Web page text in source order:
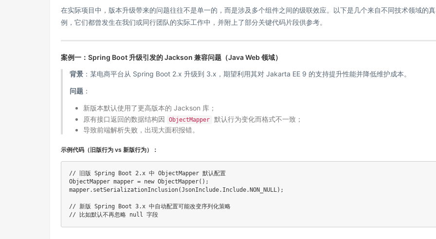
在实际项目中，版本升级带来的问题往往不是单一的，而是涉及多个组件之间的级联效应。以下是几个来自不同技术领域的
例，它们都曾发生在我们或同行团队的实际工作中，并附上了部分关键代码片段供参考。
案例一：Spring Boot 升级引发的 Jackson 兼容问题（Java Web 领域）
背景：某电商平台从 Spring Boot 2.x 升级到 3.x，期望利用其对 Jakarta EE 9 的支持提升性能并降低维护成本。
问题：
新版本默认使用了更高版本的 Jackson 库；
原有接口返回的数据结构因
ObjectMapper
默认行为变化而格式不一致；
导致前端解析失败，出现大面积报错。
示例代码（旧版行为 vs 新版行为）：
// 旧版 Spring Boot 2.x 中 ObjectMapper 默认配置
ObjectMapper mapper = new ObjectMapper( ) ;
mapper. setSerializationInclusion(JsonInclude. Include. NON_NULL) ;
// 新版 Spring Boot 3.x 中自动配置可能改变序列化策略
// 比如默认不再忽略 null 字段